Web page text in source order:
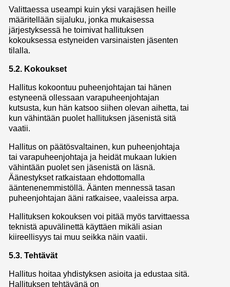
Valittaessa useampi kuin yksi varajäsen heille
määritellään sijaluku, jonka mukaisessa
järjestyksessä he toimivat hallituksen
kokouksessa estyneiden varsinaisten jäsenten
tilalla.
5.2. Kokoukset
Hallitus kokoontuu puheenjohtajan tai hänen
estyneenä ollessaan varapuheenjohtajan
kutsusta, kun hän katsoo siihen olevan aihetta, tai
kun vähintään puolet hallituksen jäsenistä sitä
vaatii.
Hallitus on päätösvaltainen, kun puheenjohtaja
tai varapuheenjohtaja ja heidät mukaan lukien
vähintään puolet sen jäsenistä on läsnä.
Äänestykset ratkaistaan ehdottomalla
ääntenenemmistöllä. Äänten mennessä tasan
puheenjohtajan ääni ratkaisee, vaaleissa arpa.
Hallituksen kokouksen voi pitää myös tarvittaessa
teknistä apuvälinettä käyttäen mikäli asian
kiireellisyys tai muu seikka näin vaatii.
5.3. Tehtävät
Hallitus hoitaa yhdistyksen asioita ja edustaa sitä.
Hallituksen tehtävänä on